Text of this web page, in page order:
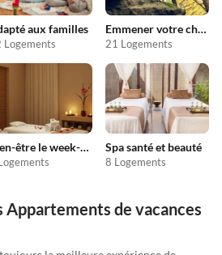
aux familles
Logements
Emmener votre chien en vacances
21 Logements
Bien-être le week-end Spa santé et beauté
8 Logements
Appartements de vacances